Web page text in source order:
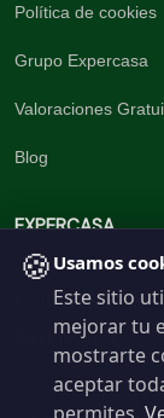
Política de cookies
Grupo Expercasa
Valoraciones
Blog
EXPERCASA
La inmobiliaria
960 191 537
🍪 Usamos
Este sitio
mejorar tu
mostrarte
aceptar